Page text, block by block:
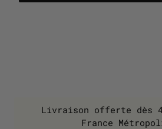
Livraison offerte dès
France